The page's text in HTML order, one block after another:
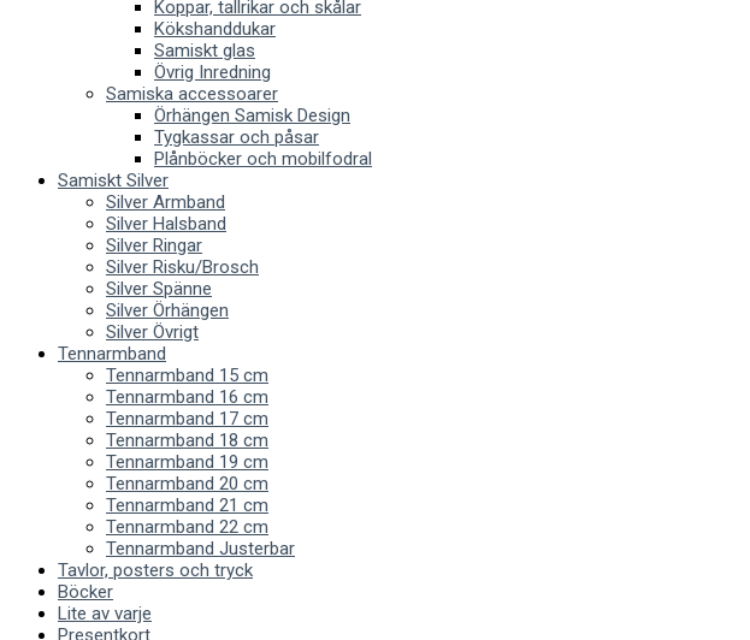
Koppar, tallrikar och skålar
Kökshanddukar
Samiskt glas
Övrig Inredning
Samiska accessoarer
Örhängen Samisk Design
Tygkassar och påsar
Plånböcker och mobilfodral
Samiskt Silver
Silver Armband
Silver Halsband
Silver Ringar
Silver Risku/Brosch
Silver Spänne
Silver Örhängen
Silver Övrigt
Tennarmband
Tennarmband 15 cm
Tennarmband 16 cm
Tennarmband 17 cm
Tennarmband 18 cm
Tennarmband 19 cm
Tennarmband 20 cm
Tennarmband 21 cm
Tennarmband 22 cm
Tennarmband Justerbar
Tavlor, posters och tryck
Böcker
Lite av varje